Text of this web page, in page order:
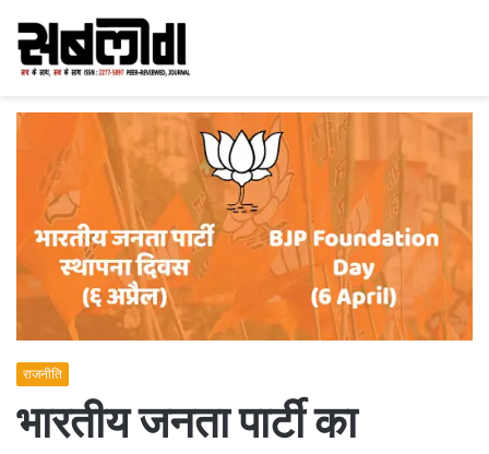
राजनीति
भारतीय जनता पार्टी का